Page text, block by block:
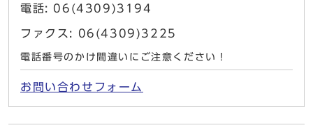
電話: 06(4309)3194
ファクス: 06(4309)3225
電話番号のかけ間違いにご注意ください！
お問い合わせフォーム